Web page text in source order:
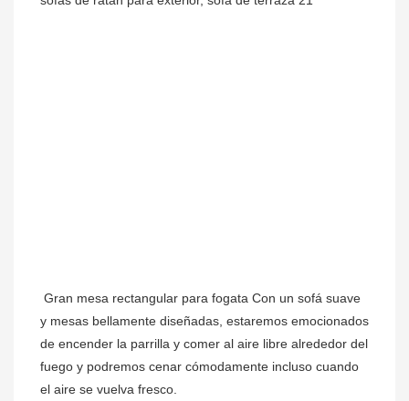
Gran mesa rectangular para fogata Con un sofá suave
y mesas bellamente diseñadas, estaremos emocionados
de encender la parrilla y comer al aire libre alrededor del
fuego y podremos cenar cómodamente incluso cuando
el aire se vuelva fresco.